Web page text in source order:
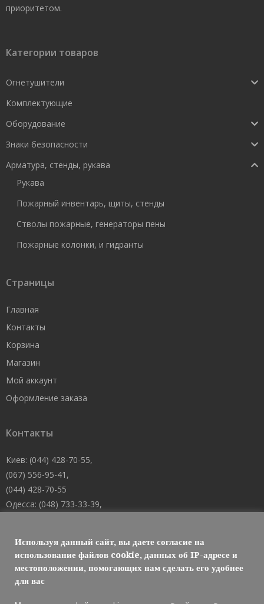
приоритетом.
Категории товаров
Огнетушители
Комплектующие
Оборудование
Знаки безопасности
Арматура, стенды, рукава
Рукава
Пожарный инвентарь, щиты, стенды
Стволы пожарные, генераторы пены
Пожарные колонки, и гидранты
Страницы
Главная
Контакты
Корзина
Магазин
Мой аккаунт
Оформление заказа
Контакты
Киев: (044) 428-70-55,
(067) 556-95-41,
(044) 428-70-55
Одесса: (048) 733-33-39,
Днепр: (067) 488-10-45
E-mail: welcome@101mk.com
Используя данный сайт, вы даете согласие на
использование файлов cookie, данных об IP-адресе и
местоположении, помогающих нам сделать его удобнее
для вас